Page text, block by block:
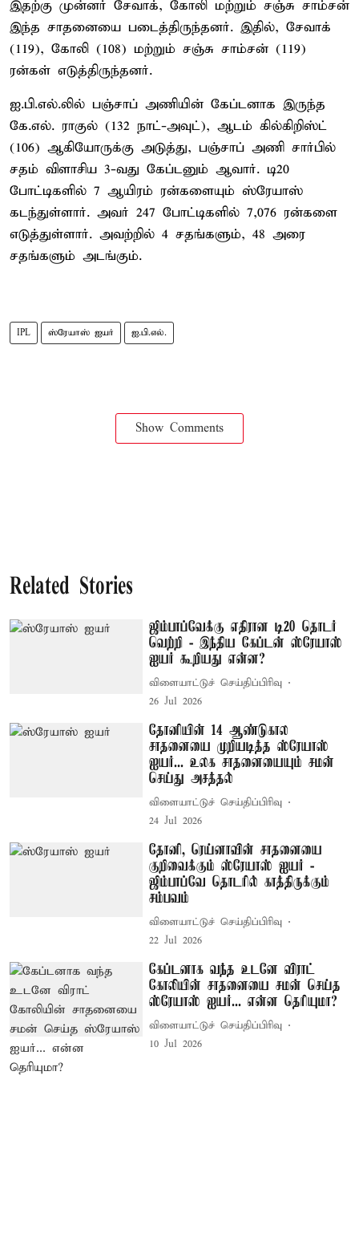
இதற்கு முன்னர் சேவாக், கோலி மற்றும் சஞ்சு சாம்சன்
இந்த சாதனையை படைத்திருந்தனர். இதில், சேவாக்
(119), கோலி (108) மற்றும் சஞ்சு சாம்சன் (119)
ரன்கள் எடுத்திருந்தனர்.
ஐ.பி.எல்.லில் பஞ்சாப் அணியின் கேப்டனாக இருந்த
கே.எல். ராகுல் (132 நாட்-அவுட்), ஆடம் கில்கிறிஸ்ட்
(106) ஆகியோருக்கு அடுத்து, பஞ்சாப் அணி சார்பில்
சதம் விளாசிய 3-வது கேப்டனும் ஆவார். டி20
போட்டிகளில் 7 ஆயிரம் ரன்களையும் ஸ்ரேயாஸ்
கடந்துள்ளார். அவர் 247 போட்டிகளில் 7,076 ரன்களை
எடுத்துள்ளார். அவற்றில் 4 சதங்களும், 48 அரை
சதங்களும் அடங்கும்.
IPL ஸ்ரேயாஸ் ஐயர் ஐ.பி.எல்.
Show Comments
Related Stories
ஜிம்பாப்வேக்கு எதிரான டி20 தொடர்
வெற்றி - இந்திய கேப்டன் ஸ்ரேயாஸ்
ஐயர் கூறியது என்ன?
விளையாட்டுச் செய்திப்பிரிவு
26 Jul 2026
தோனியின் 14 ஆண்டுகால
சாதனையை முறியடித்த ஸ்ரேயாஸ்
ஐயர்... உலக சாதனையையும் சமன்
செய்து அசத்தல்
விளையாட்டுச் செய்திப்பிரிவு
24 Jul 2026
தோனி, ரெய்னாவின் சாதனையை
குறிவைக்கும் ஸ்ரேயாஸ் ஐயர் -
ஜிம்பாப்வே தொடரில் காத்திருக்கும்
சம்பவம்
விளையாட்டுச் செய்திப்பிரிவு
22 Jul 2026
கேப்டனாக வந்த உடனே விராட்
கோலியின் சாதனையை சமன் செய்த
ஸ்ரேயாஸ் ஐயர்... என்ன தெரியுமா?
விளையாட்டுச் செய்திப்பிரிவு
10 Jul 2026